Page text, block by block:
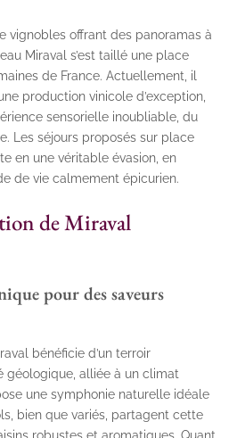
vignobles offrant des panoramas à
Miraval s’est taillé une place
de France. Actuellement, il
production vinicole d’exception,
sensorielle inoubliable, du
Les séjours proposés sur place
en une véritable évasion, en
de vie calmement épicurien.
de Miraval
pour des saveurs
bénéficie d’un terroir
géologique, alliée à un climat
une symphonie naturelle idéale
bien que variés, partagent cette